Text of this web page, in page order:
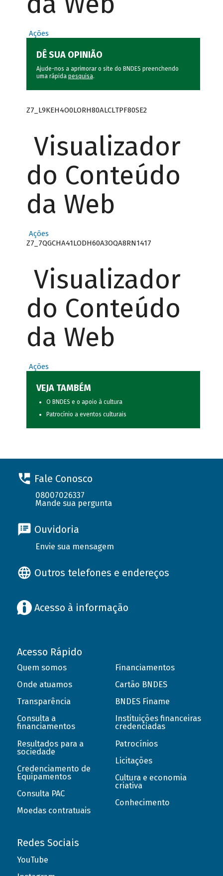
Ações
DÊ SUA OPINIÃO
Ajude-nos a aprimorar o site do BNDES preenchendo
uma rápida pesquisa.
Z7_L9KEH4O0LORH80ALCLTPF80SE2
Visualizador
do Conteúdo
da Web
Ações
Z7_7QGCHA41LODH60A3OQA8RN1417
Visualizador
do Conteúdo
da Web
Ações
VEJA TAMBÉM
O BNDES e o apoio à cultura
Patrocínio a eventos culturais
Fale Conosco
08007026337
Mande sua pergunta
Ouvidoria
Envie sua mensagem
Outros telefones e endereços
Acesso à informação
Acesso Rápido
Quem somos
Onde atuamos
Transparência
Consulta a
financiamentos
Resultados para a
sociedade
Credenciamento de
Equipamentos
Consulta PAC
Moedas contratuais
Financiamentos
Cartão BNDES
BNDES Finame
Instituições financeiras
credenciadas
Patrocínios
Licitações
Cultura e economia
criativa
Conhecimento
Redes Sociais
YouTube